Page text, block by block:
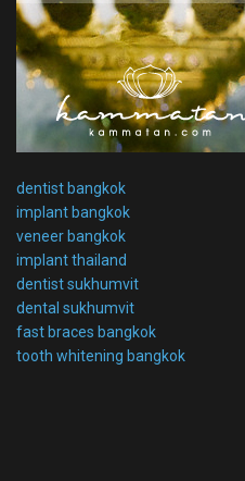
dentist bangkok
implant bangkok
veneer bangkok
implant thailand
dentist sukhumvit
dental sukhumvit
fast braces bangkok
tooth whitening bangkok